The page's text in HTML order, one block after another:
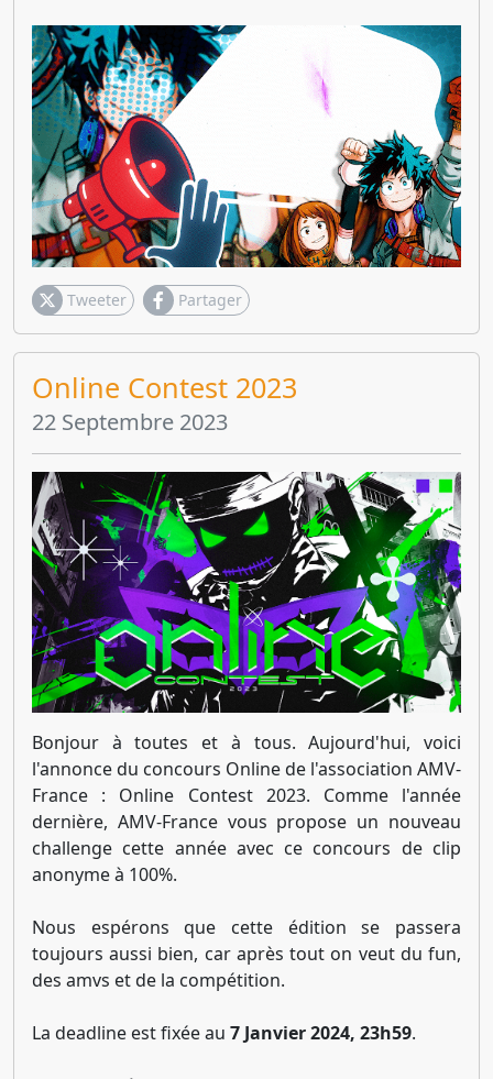
Tweeter Partager
Online Contest 2023
22 Septembre 2023
Bonjour à toutes et à tous. Aujourd'hui, voici
l'annonce du concours Online de l'association AMV-
France : Online Contest 2023. Comme l'année
dernière, AMV-France vous propose un nouveau
challenge cette année avec ce concours de clip
anonyme à 100%.
Nous espérons que cette édition se passera
toujours aussi bien, car après tout on veut du fun,
des amvs et de la compétition.
La deadline est fixée au 7 Janvier 2024, 23h59.